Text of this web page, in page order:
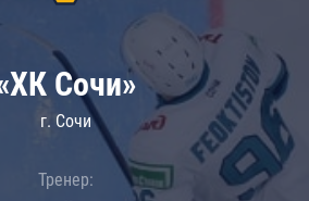
Сочи»
г. Сочи
Тренер: